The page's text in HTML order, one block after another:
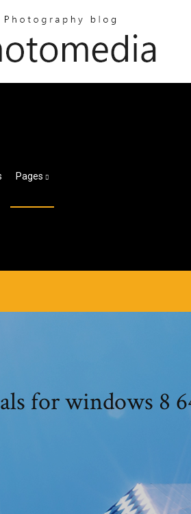
Pages
for windows 8